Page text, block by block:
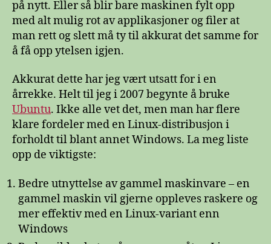
på nytt. Eller så blir bare maskinen fylt opp
med alt mulig rot av applikasjoner og filer at
man rett og slett må ty til akkurat det samme for
å få opp ytelsen igjen.
Akkurat dette har jeg vært utsatt for i en
årrekke. Helt til jeg i 2007 begynte å bruke
Ubuntu. Ikke alle vet det, men man har flere
klare fordeler med en Linux-distribusjon i
forholdt til blant annet Windows. La meg liste
opp de viktigste:
Bedre utnyttelse av gammel maskinvare – en
gammel maskin vil gjerne oppleves raskere og
mer effektiv med en Linux-variant enn
Windows